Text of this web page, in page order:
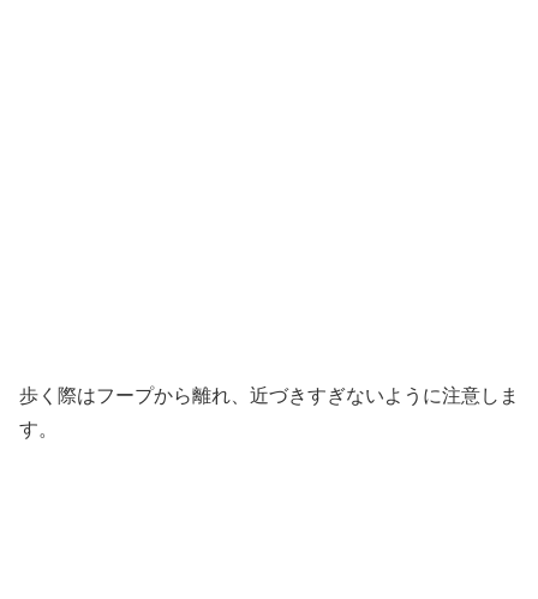
歩く際はフープから離れ、近づきすぎないように注意しま
す。